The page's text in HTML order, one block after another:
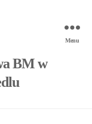
BM w
Menu